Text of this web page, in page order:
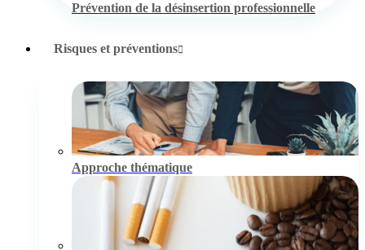
Prévention de la désinsertion professionnelle
Risques et préventions
Approche thématique